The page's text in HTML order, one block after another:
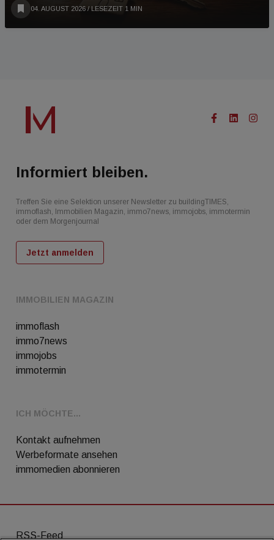
04. AUGUST 2026 / LESEZEIT 1 MIN
IMMOBILIEN MAGAZIN
immoflash
immo7news
immojobs
immotermin
ICH MÖCHTE...
Kontakt aufnehmen
Werbeformate ansehen
immomedien abonnieren
Informiert bleiben.
Treffen Sie eine Selektion unserer Newsletter zu buildingTIMES,
immoflash, Immobilien Magazin, immo7news, immojobs, immotermin
oder dem Morgenjournal
Jetzt anmelden
RSS-Feed